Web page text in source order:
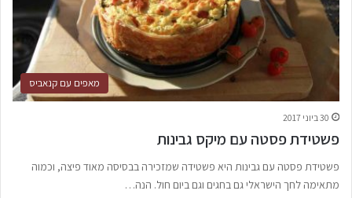
מאפים עם קנאביס
30 ביוני 2017
פשטידת פסטה עם מיקס גבינות
פשטידת פסטה עם גבינות היא פשטידה שמזכירה בבסיסה מאוד פיצה, וכמוה
מתאימה לחך הישראלי גם בחגים וגם ביום חול. הנה…